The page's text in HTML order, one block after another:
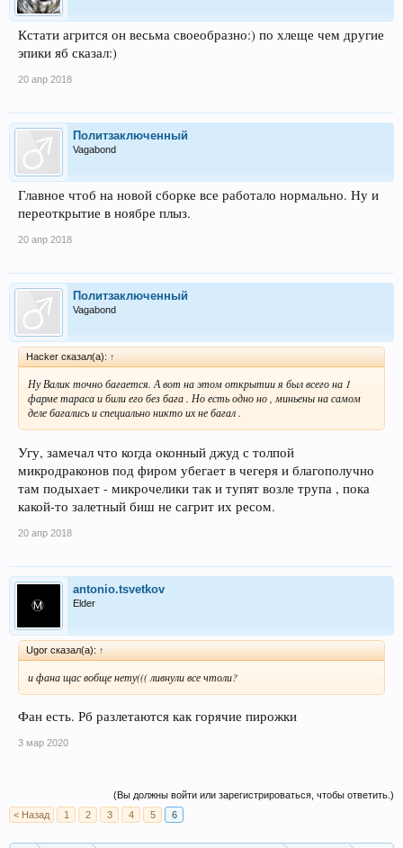
Кстати агрится он весьма своеобразно:) по хлеще чем другие
эпики яб сказал:)
20 апр 2018
Политзаключенный
Vagabond
Главное чтоб на новой сборке все работало нормально. Ну и
переоткрытие в ноябре плыз.
20 апр 2018
Политзаключенный
Vagabond
Hacker сказал(а): ↑
Ну Валик точно багается. А вот на этом открытии я был всего на 1
фарме тараса и били его без бага . Но есть одно но , миньены на самом
деле багались и специально никто их не багал .
Угу, замечал что когда оконный джуд с толпой
микродраконов под фиром убегает в чегеря и благополучно
там подыхает - микрочелики так и тупят возле трупа , пока
какой-то залетный биш не сагрит их ресом.
20 апр 2018
antonio.tsvetkov
Elder
Ugor сказал(а): ↑
и фана щас вобще нету((( ливнули все чтоли?
Фан есть. Рб разлетаются как горячие пирожки
3 мар 2020
(Вы должны войти или зарегистрироваться, чтобы ответить.)
< Назад
1 2 3 4 5 6